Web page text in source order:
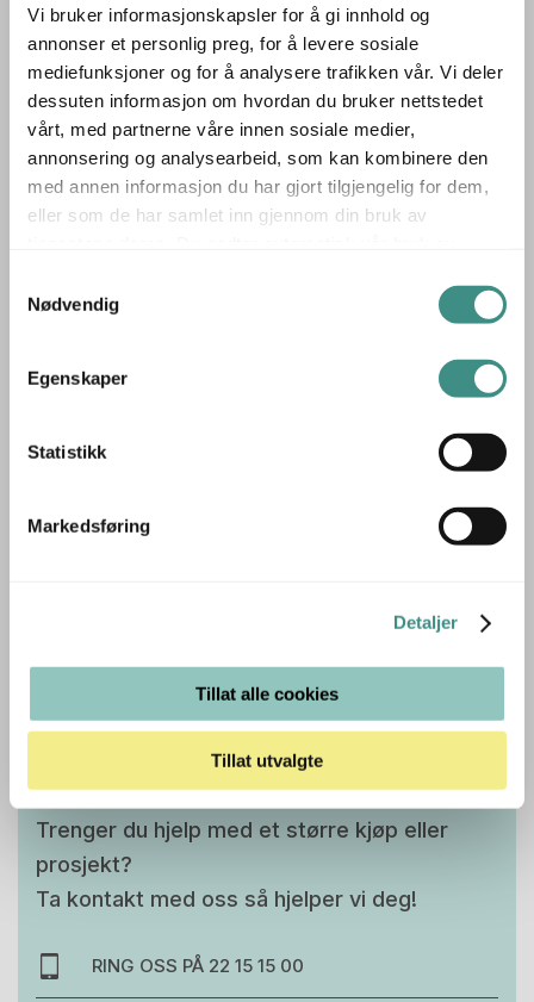
Vi bruker informasjonskapsler for å gi innhold og
annonser et personlig preg, for å levere sosiale
mediefunksjoner og for å analysere trafikken vår. Vi deler
dessuten informasjon om hvordan du bruker nettstedet
vårt, med partnerne våre innen sosiale medier,
annonsering og analysearbeid, som kan kombinere den
med annen informasjon du har gjort tilgjengelig for dem,
eller som de har samlet inn gjennom din bruk av
Nødvendig
Egenskaper
Statistikk
Markedsføring
Detaljer
Tillat alle cookies
Tillat utvalgte
✅ Tidløs nordisk estetikk – Passer perfekt i stue, kontor
eller loungeområder
Acorn Floor fra Northern er et ideelt valg for deg som
ønsker en dekorativ og funksjonell gulvlampe med en
tydelig skandinavisk identitet.
Produsent: Northern
Northern er en norsk designprodusent som kombinerer
Selskapet ble etablert med utgangspunkt i belysning, men
har siden utvidet sortimentet til å inkludere møbler og
samarbeider med både etablerte og unge designere, og
en uformell, men sofistikert estetikk. Resultatet er
miljøer – alltid med en balanse mellom varme,
Tilleggsinfo
Trenger du hjelp med et større kjøp eller
prosjekt?
Ta kontakt med oss så hjelper vi deg!
RING OSS PÅ 22 15 15 00